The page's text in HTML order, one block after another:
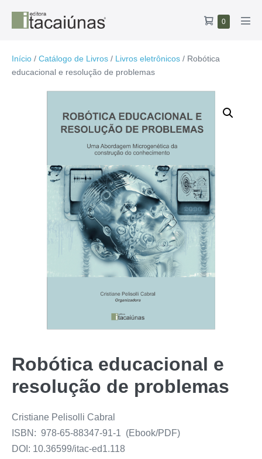
conteúdo
Carrinho
0Itens
Início / Catálogo de Livros / Livros eletrônicos / Robótica
educacional e resolução de problemas
Robótica educacional e
resolução de problemas
Cristiane Pelisolli Cabral
ISBN: 978-65-88347-91-1 (Ebook/PDF)
DOI: 10.36599/itac-ed1.118